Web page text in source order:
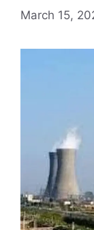
March 15,